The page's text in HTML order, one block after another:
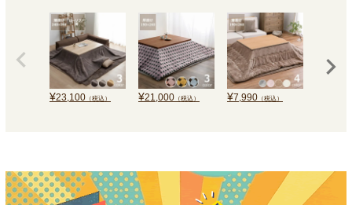
¥23,100 （税込） ¥21,000 （税込） ¥7,990 （税込）